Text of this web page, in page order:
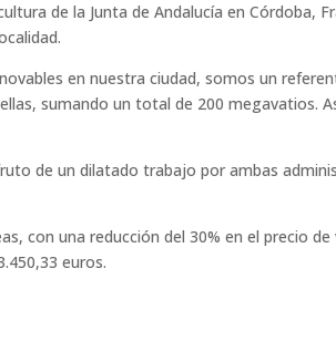
de la Junta de Andalucía en Córdoba,
en nuestra ciudad, somos un
sumando un total de 200 megavatios.
de un dilatado trabajo por ambas
con una reducción del 30% en el precio
euros.